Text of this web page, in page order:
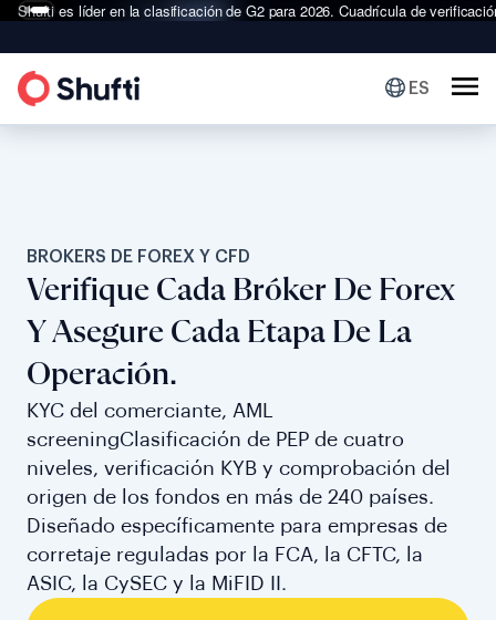
Shufti es líder en la clasificación de G2 para 2026. Cuadrícula de
ES
BROKERS DE FOREX Y CFD
Verifique Cada Bróker De Forex
Y Asegure Cada Etapa De La
Operación.
KYC del comerciante, AML
screeningClasificación de PEP de cuatro
niveles, verificación KYB y comprobación del
origen de los fondos en más de 240 países.
Diseñado específicamente para empresas de
corretaje reguladas por la FCA, la CFTC, la
ASIC, la CySEC y la MiFID II.